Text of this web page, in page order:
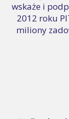
wskaże i
2012 roku
miliony